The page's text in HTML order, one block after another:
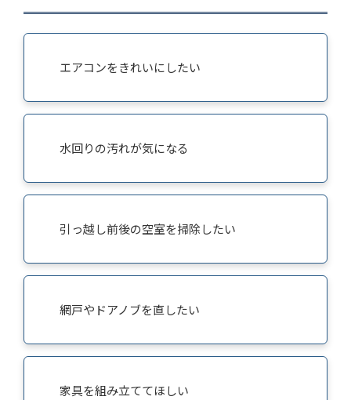
エアコンをきれいにしたい
水回りの汚れが気になる
引っ越し前後の空室を掃除したい
網戸やドアノブを直したい
家具を組み立ててほしい